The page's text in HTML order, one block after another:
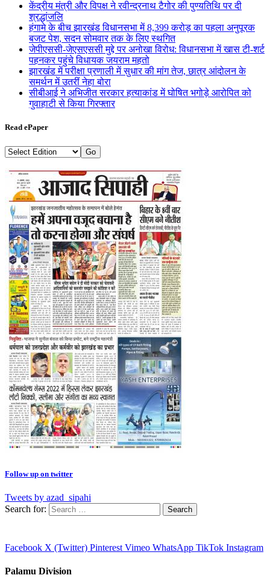
केंद्रीय मंत्री और विपक्ष ने रवीन्द्रनाथ टैगोर की पुण्यतिथि पर दी
श्रद्धांजलि
हंगामे के बीच झारखंड विधानसभा में 8,399 करोड़ का पहला अनुपूरक
बजट पेश, सदन सोमवार तक के लिए स्थगित
जेपीएससी-जेएसएससी मुद्दे पर अनोखा विरोध: विधानसभा में खास टी-शर्ट
पहनकर पहुंचे विधायक जयराम महतो
झारखंड में परीक्षा प्रणाली में सुधार की मांग तेज, छात्र आंदोलन के
समर्थन में उतरीं नेहा बोरा
सीबीआई ने अभिजीत सरकार हत्याकांड में घोषित भगोड़े आरोपित को
गुवाहाटी से किया गिरफ्तार
Read ePaper
Follow up on twitter
Tweets by azad_sipahi
Search for:
Facebook X (Twitter) Pinterest Vimeo WhatsApp TikTok Instagram
Palamu Division